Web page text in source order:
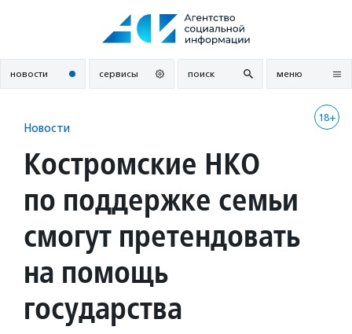
новости сервисы поиск меню
18+
Новости
Костромские НКО
по поддержке семьи
смогут претендовать
на помощь
государства